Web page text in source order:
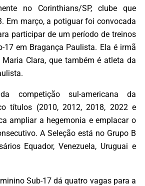
no Corinthians/SP, clube que
Em março, a potiguar foi convocada
participar de um período de treinos
17 em Bragança Paulista. Ela é irmã
Clara, que também é atleta da
competição sul-americana da
títulos (2010, 2012, 2018, 2022 e
ampliar a hegemonia e emplacar o
A Seleção está no Grupo B
Equador, Venezuela, Uruguai e
Sub-17 dá quatro vagas para a